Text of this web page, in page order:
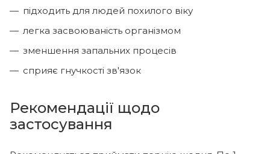
підходить для людей похилого віку
легка засвоюваність організмом
зменшення запальних процесів
сприяє гнучкості зв'язок
Рекомендації щодо
застосування